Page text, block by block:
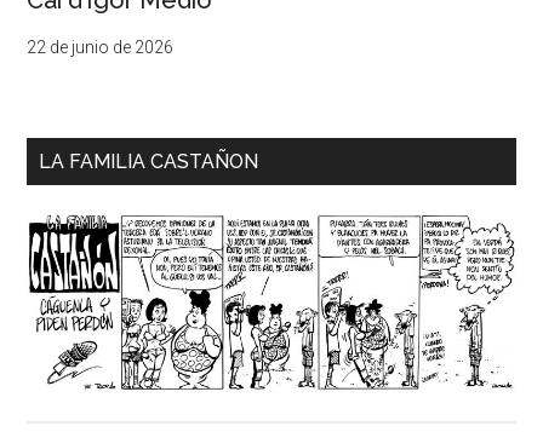
22 de junio de 2026
LA FAMILIA CASTAÑON